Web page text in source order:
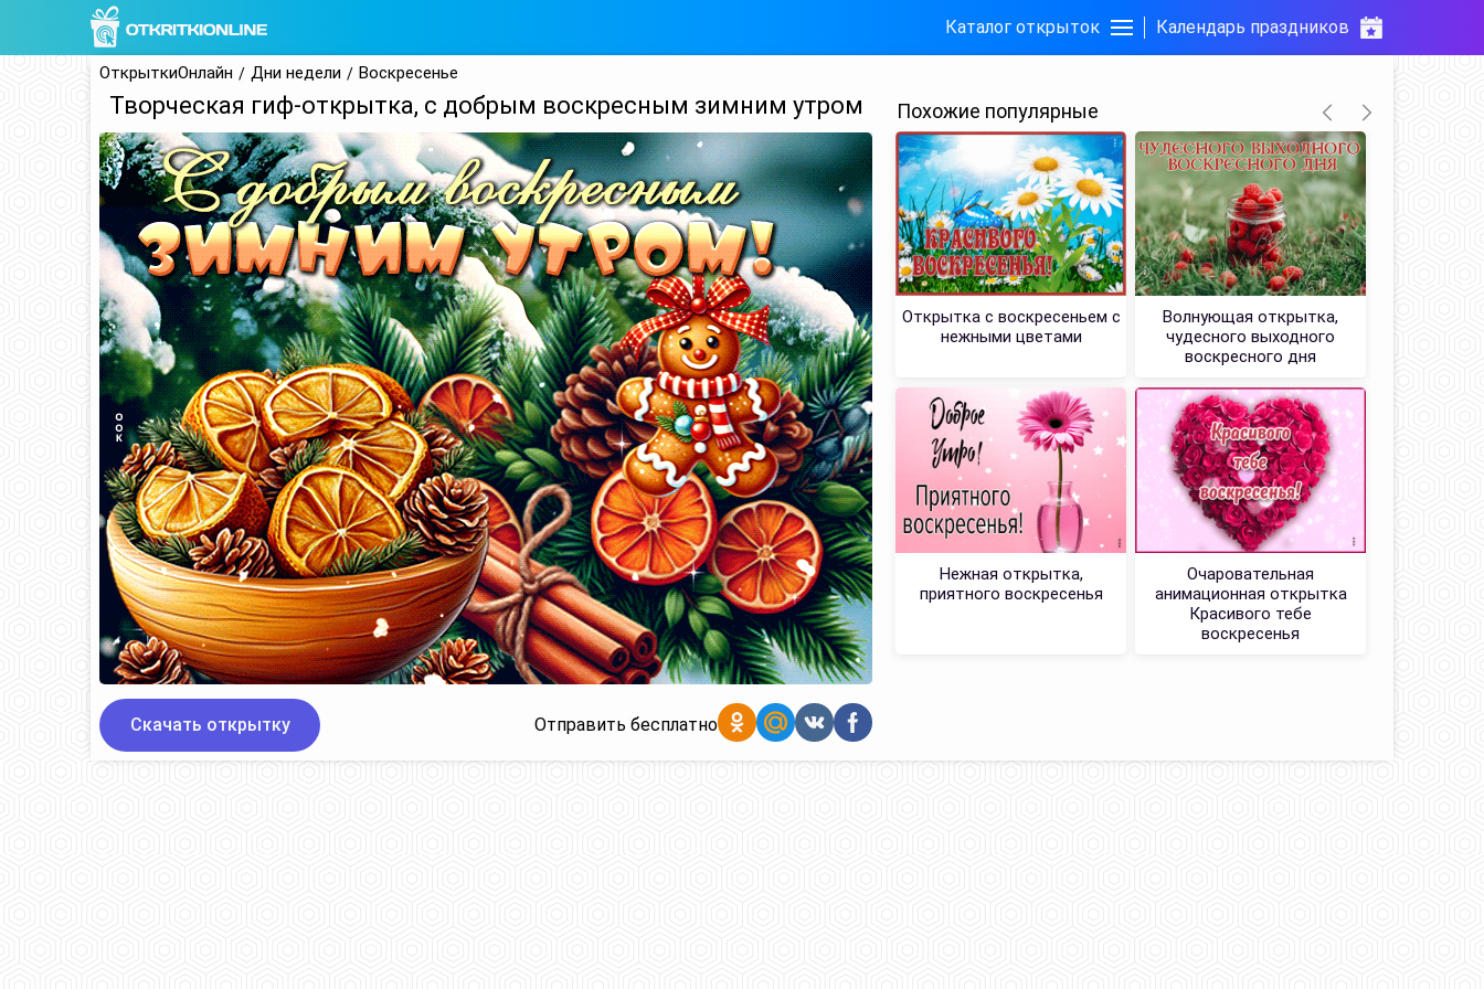
Каталог открыток Календарь праздников
ОткрыткиОнлайн Дни недели Воскресенье
Творческая гиф-открытка, с добрым воскресным зимним утром
Скачать открытку Отправить бесплатно
Похожие популярные
Открытка с воскресеньем с
нежными цветами
Волнующая открытка,
чудесного выходного
воскресного дня
Нежная открытка,
приятного воскресенья
Очаровательная
анимационная открытка
Красивого тебе
воскресенья